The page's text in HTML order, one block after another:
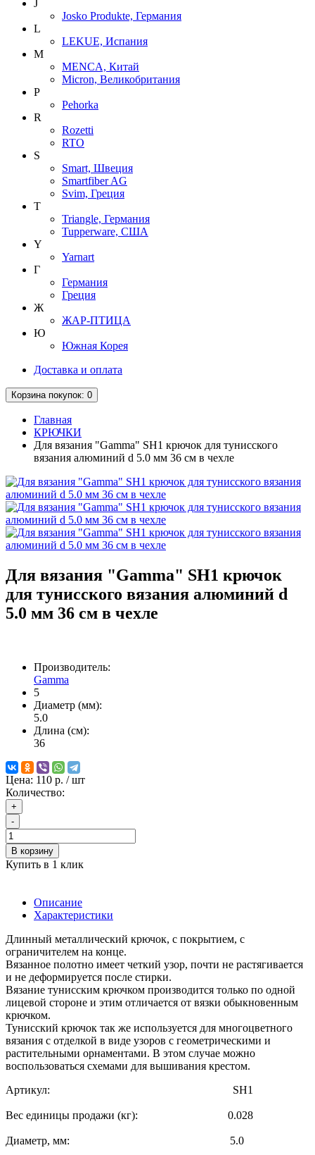
J
Josko Produkte, Германия
L
LEKUE, Испания
M
MENCA, Китай
Micron, Великобритания
P
Pehorka
R
Rozetti
RTO
S
Smart, Швеция
Smartfiber AG
Svim, Греция
T
Triangle, Германия
Tupperware, США
Y
Yarnart
Г
Германия
Греция
Ж
ЖАР-ПТИЦА
Ю
Южная Корея
Доставка и оплата
Корзинапокупок: 0
Главная
КРЮЧКИ
Для вязания "Gamma" SH1 крючок для тунисского
вязания алюминий d 5.0 мм 36 см в чехле
Для вязания "Gamma" SH1 крючок
для тунисского вязания алюминий d
5.0 мм 36 см в чехле
Производитель:
Gamma
5
Диаметр (мм):
5.0
Длина (см):
36
Цена: 110 р. / шт
Количество:
+
-
В корзину
Купить в 1 клик
Описание
Характеристики
Длинный металлический крючок, с покрытием, с
ограничителем на конце.
Вязанное полотно имеет четкий узор, почти не растягивается
и не деформируется после стирки.
Вязание тунисским крючком производится только по одной
лицевой стороне и этим отличается от вязки обыкновенным
крючком.
Тунисский крючок так же используется для многоцветного
вязания с отделкой в виде узоров с геометрическими и
растительными орнаментами. В этом случае можно
воспользоваться схемами для вышивания крестом.
Артикул: SH1
Вес единицы продажи (кг): 0.028
Диаметр, мм: 5.0